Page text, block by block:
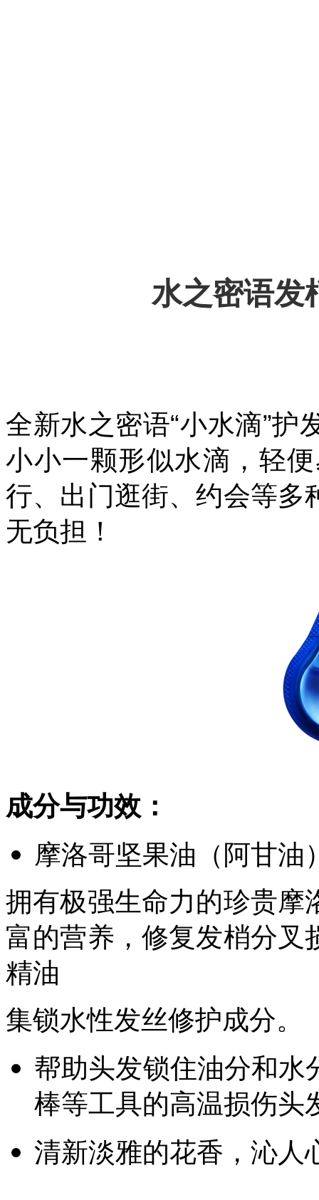
水之密语发
全新水之密语“小水滴”
小小一颗形似水滴，轻
行、出门逛街、约会等多
无负担！
成分与功效：
摩洛哥坚果油（阿甘油
拥有极强生命力的珍贵摩
富的营养，修复发梢分叉
精油
集锁水性发丝修护成分。
帮助头发锁住油分和水
棒等工具的高温损伤头
清新淡雅的花香，沁人